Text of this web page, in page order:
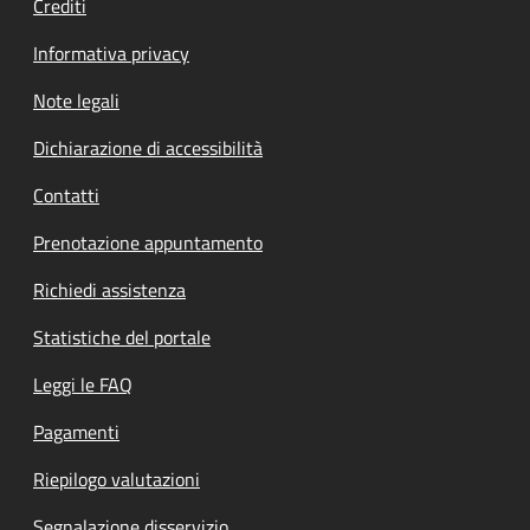
Informativa privacy
Note legali
Dichiarazione di accessibilità
Contatti
Prenotazione appuntamento
Richiedi assistenza
Statistiche del portale
Leggi le FAQ
Pagamenti
Riepilogo valutazioni